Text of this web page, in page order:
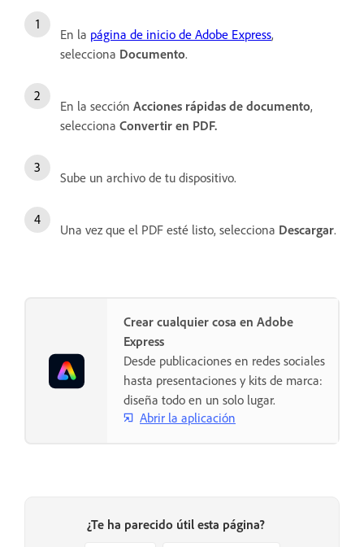
En la página de inicio de Adobe Express,
selecciona Documento.
En la sección Acciones rápidas de documento,
selecciona Convertir en PDF.
Sube un archivo de tu dispositivo.
Una vez que el PDF esté listo, selecciona Descargar.
Crear cualquier cosa en Adobe
Express
Desde publicaciones en redes sociales
hasta presentaciones y kits de marca:
diseña todo en un solo lugar.
Abrir la aplicación
¿Te ha parecido útil esta página?